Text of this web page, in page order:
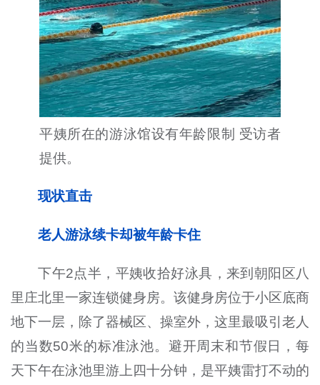
平姨所在的游泳馆设有年龄限制 受访者
提供。
现状直击
老人游泳续卡却被年龄卡住
下午2点半，平姨收拾好泳具，来到朝阳区八
里庄北里一家连锁健身房。该健身房位于小区底商
地下一层，除了器械区、操室外，这里最吸引老人
的当数50米的标准泳池。避开周末和节假日，每
天下午在泳池里游上四十分钟，是平姨雷打不动的